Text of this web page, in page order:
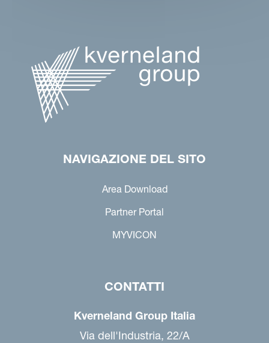
NAVIGAZIONE DEL SITO
Area Download
Partner Portal
MYVICON
CONTATTI
Kverneland Group Italia
Via dell'Industria, 22/A